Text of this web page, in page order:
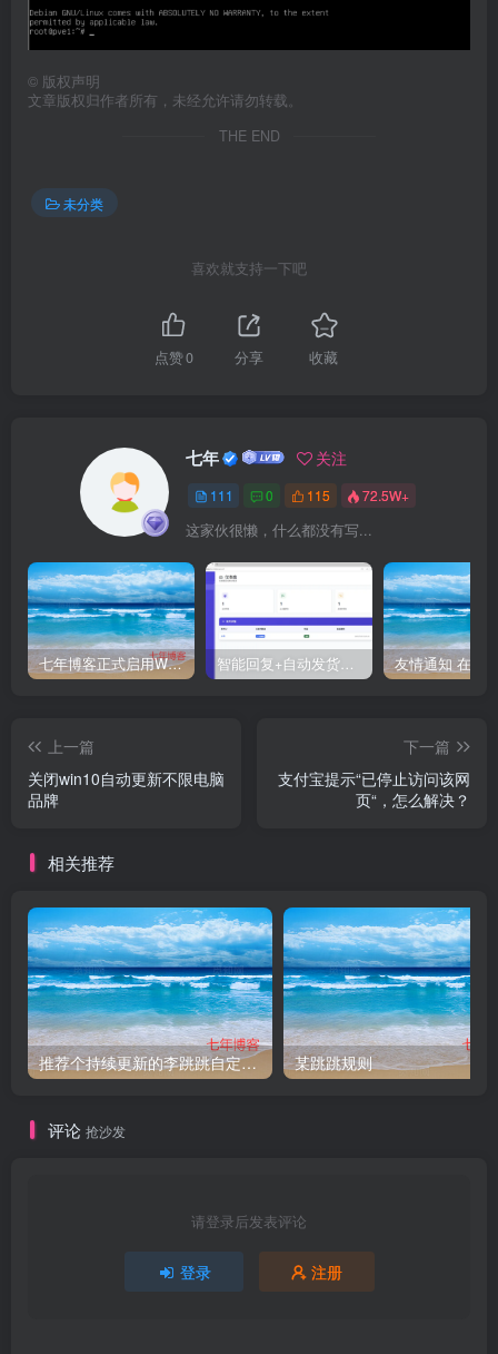
© 版权声明
文章版权归作者所有，未经允许请勿转载。
THE END
未分类
喜欢就支持一下吧
点赞0 分享 收藏
七年 关注
111 0 115 72.5W+
这家伙很懒，什么都没有写...
七年博客正式启用WordPress程序 智能回复+自动发货：免费开源的闲鱼神器！
上一篇
关闭win10自动更新不限电脑
品牌
下一篇
支付宝提示“已停止访问该网
页“，怎么解决？
相关推荐
推荐个持续更新的李跳跳自定义规则 某跳跳规则
评论 抢沙发
请登录后发表评论
登录 注册